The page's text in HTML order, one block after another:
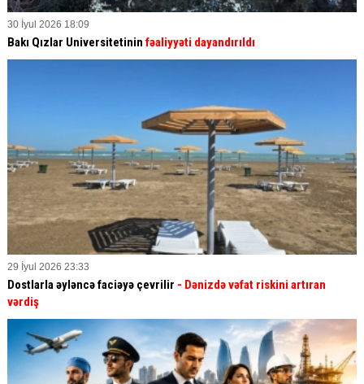
30 İyul 2026 18:09
Bakı Qızlar Universitetinin fəaliyyəti dayandırıldı
29 İyul 2026 23:33
Dostlarla əyləncə faciəyə çevrilir - Dənizdə vəfat riskini artıran
vərdiş